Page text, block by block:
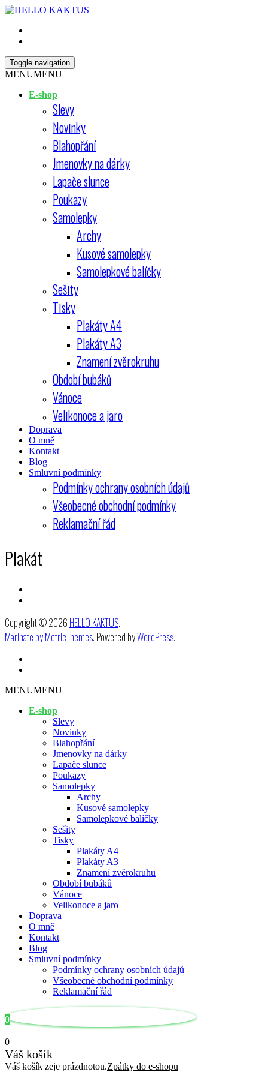
Skip
content
Open
HELLO KAKTUS
Toggle navigation
MENUMENU
E-shop
Slevy
Novinky
Blahopřání
Jmenovky na dárky
Lapače slunce
Poukazy
Samolepky
Archy
Kusové samolepky
Samolepkové balíčky
Sešity
Tisky
Plakáty A4
Plakáty A3
Znamení zvěrokruhu
Období bubáků
Vánoce
Velikonoce a jaro
Doprava
O mně
Kontakt
Blog
Smluvní podmínky
Podmínky ochrany osobních údajů
Všeobecné obchodní podmínky
Reklamační řád
Plakát
Copyright © 2026 HELLO KAKTUS.
Marinate by MetricThemes. Powered byWordPress.
MENUMENU
E-shop
Slevy
Novinky
Blahopřání
Jmenovky na dárky
Lapače slunce
Poukazy
Samolepky
Archy
Kusové samolepky
Samolepkové balíčky
Sešity
Tisky
Plakáty A4
Plakáty A3
Znamení zvěrokruhu
Období bubáků
Vánoce
Velikonoce a jaro
Doprava
O mně
Kontakt
Blog
Smluvní podmínky
Podmínky ochrany osobních údajů
Všeobecné obchodní podmínky
Reklamační řád
0
0
Váš košík
Váš košík zeje prázdnotou.Zpátky do e-shopu